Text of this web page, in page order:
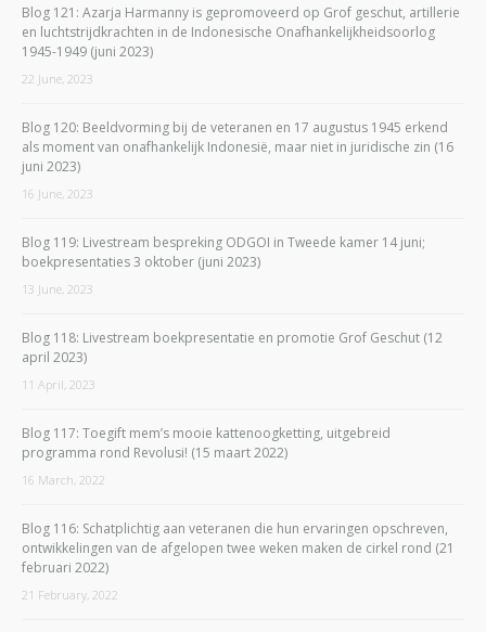
Blog 121: Azarja Harmanny is gepromoveerd op Grof geschut, artillerie
en luchtstrijdkrachten in de Indonesische Onafhankelijkheidsoorlog
1945-1949 (juni 2023)
22 June, 2023
Blog 120: Beeldvorming bij de veteranen en 17 augustus 1945 erkend
als moment van onafhankelijk Indonesië, maar niet in juridische zin (16
juni 2023)
16 June, 2023
Blog 119: Livestream bespreking ODGOI in Tweede kamer 14 juni;
boekpresentaties 3 oktober (juni 2023)
13 June, 2023
Blog 118: Livestream boekpresentatie en promotie Grof Geschut (12
april 2023)
11 April, 2023
Blog 117: Toegift mem’s mooie kattenoogketting, uitgebreid
programma rond Revolusi! (15 maart 2022)
16 March, 2022
Blog 116: Schatplichtig aan veteranen die hun ervaringen opschreven,
ontwikkelingen van de afgelopen twee weken maken de cirkel rond (21
februari 2022)
21 February, 2022